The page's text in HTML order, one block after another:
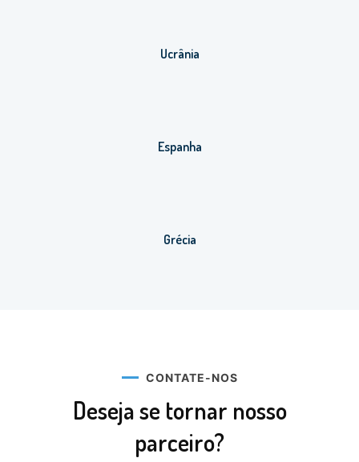
Ucrânia
Espanha
Grécia
CONTATE-NOS
Deseja se tornar nosso
parceiro?